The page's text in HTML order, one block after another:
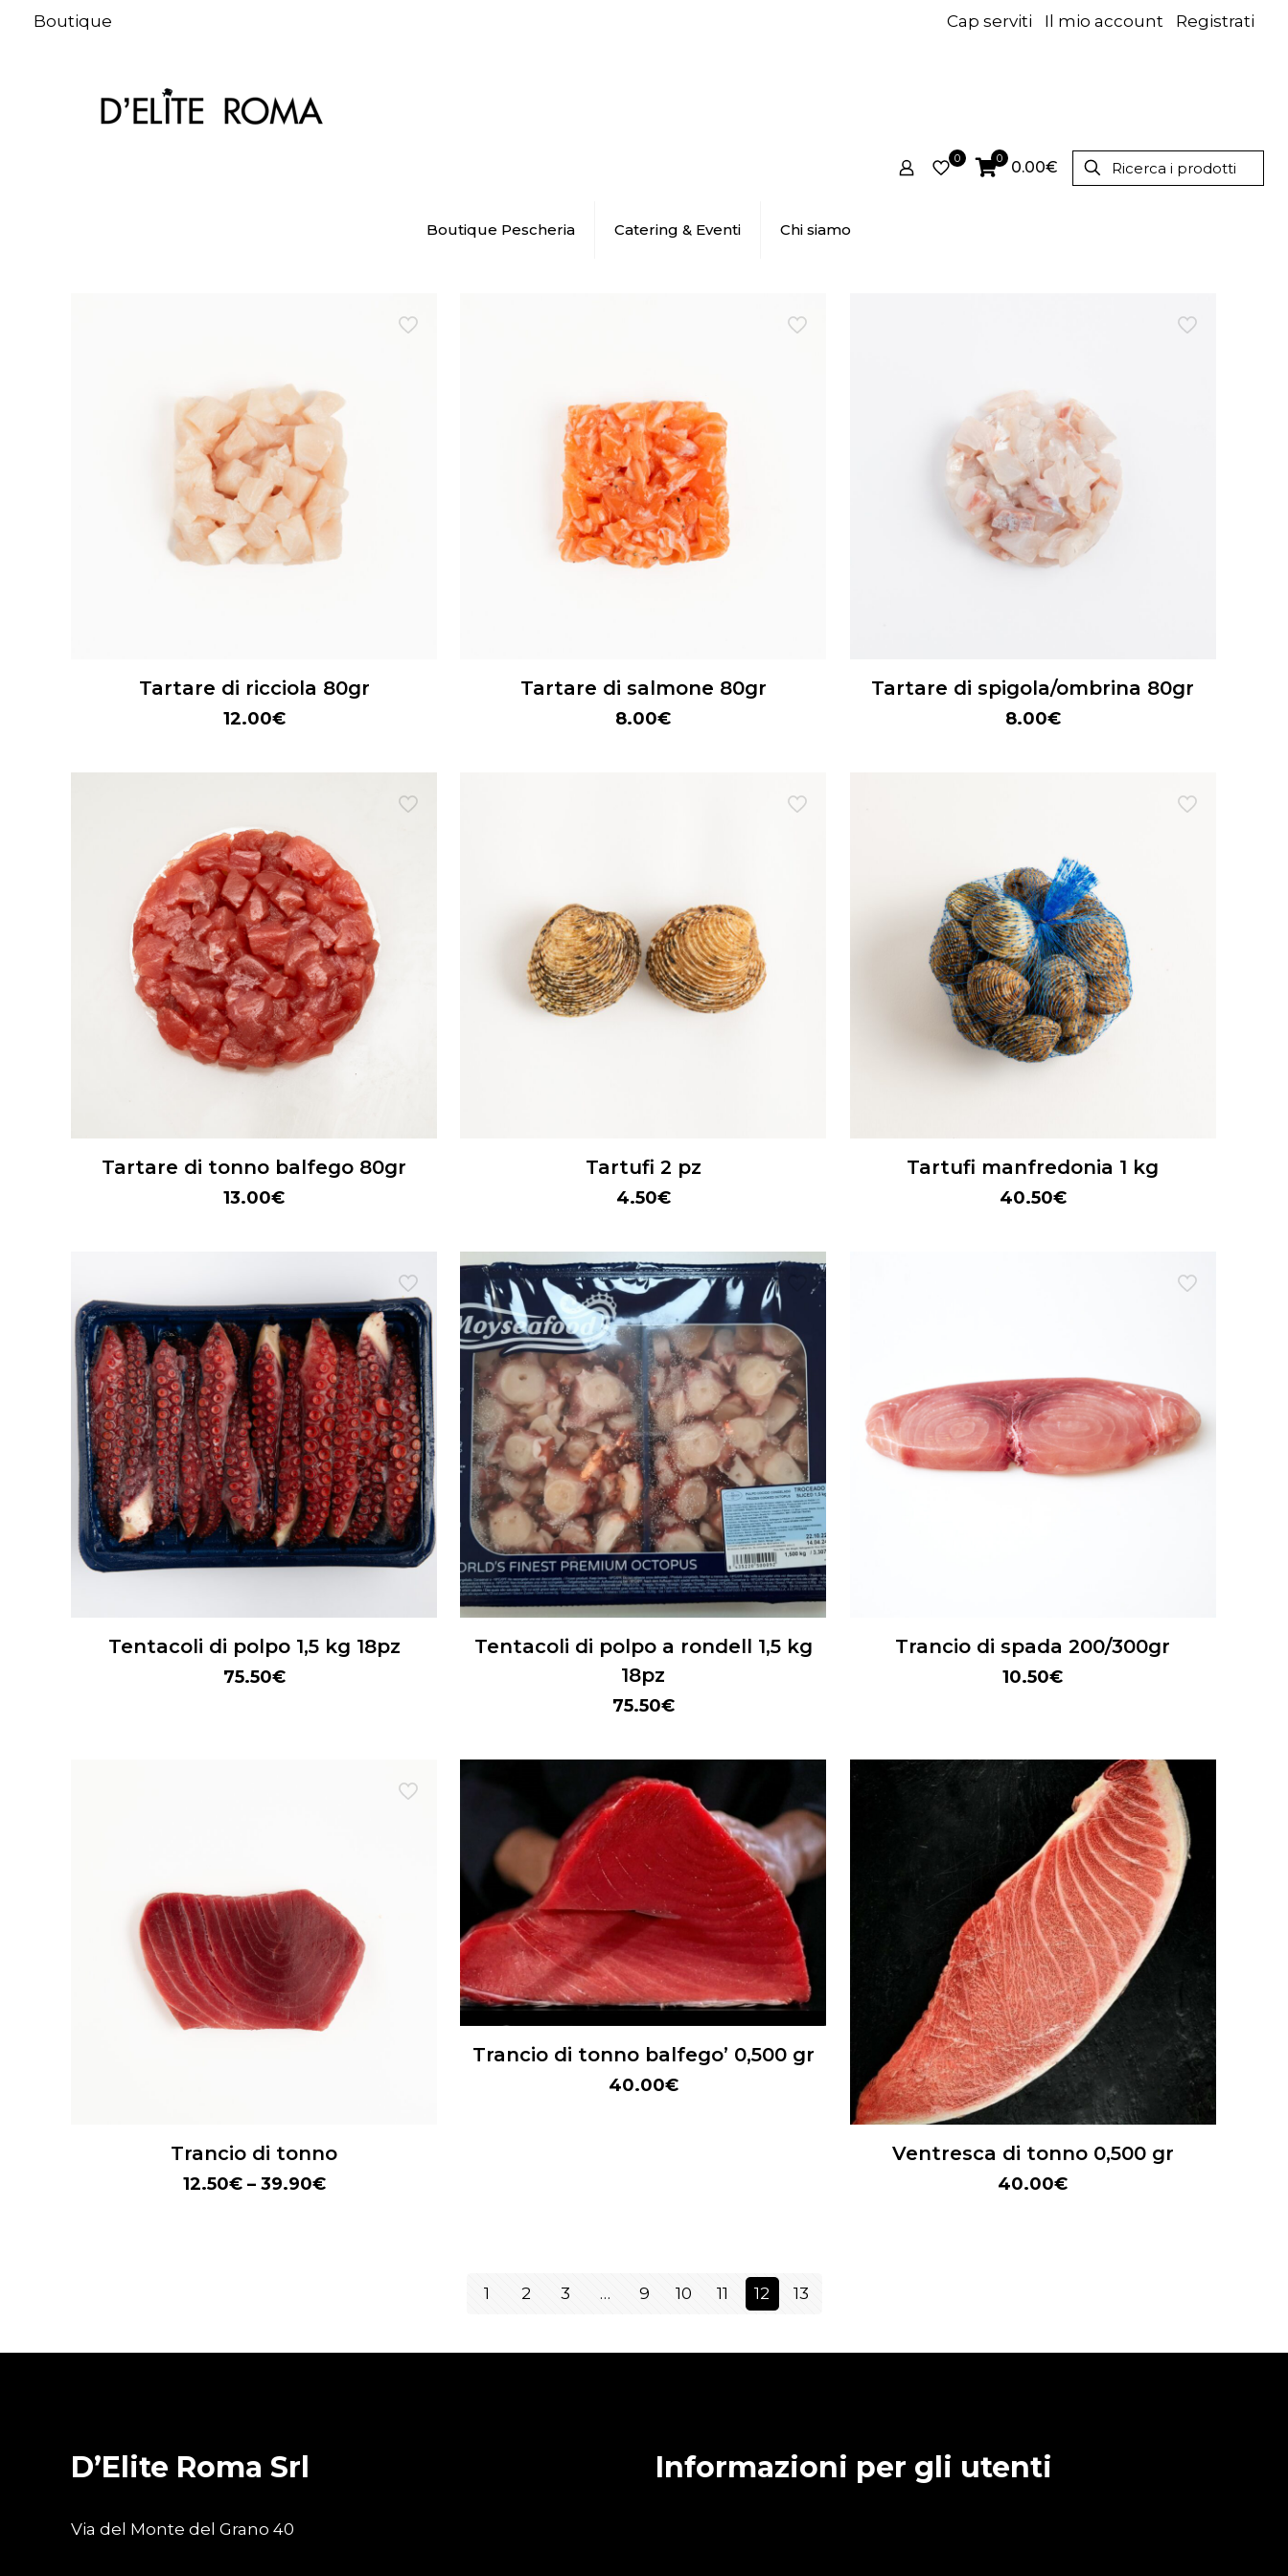
Boutique Cap serviti Il mio account Registrati
Boutique Pescheria Catering & Eventi Chi siamo
0 0 0.00€
Tartare di ricciola 80gr
12.00€
Tartare di salmone 80gr
8.00€
Tartare di spigola/ombrina 80gr
8.00€
Tartare di tonno balfego 80gr
13.00€
Tartufi 2 pz
4.50€
Tartufi manfredonia 1 kg
40.50€
Tentacoli di polpo 1,5 kg 18pz
75.50€
Tentacoli di polpo a rondell 1,5 kg
18pz
75.50€
Trancio di spada 200/300gr
10.50€
Trancio di tonno
12.50€– 39.90€
Trancio di tonno balfego’ 0,500 gr
40.00€
Ventresca di tonno 0,500 gr
40.00€
1 2 3 … 9 10 11 12 13
D’Elite Roma Srl
Via del Monte del Grano 40
Informazioni per gli utenti